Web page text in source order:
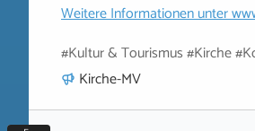
Weitere Informationen unter
#Kultur & Tourismus #Kirche
Kirche-MV